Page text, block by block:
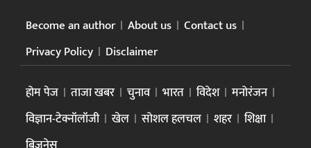
Become an author About us
Contact us
Privacy Policy
Disclaimer
होम पेज ताजा खबर चुनाव भारत विदेश
मनोरंजन
विज्ञान-टेक्नॉलॉजी
खेल सोशल हलचल शहर
शिक्षा